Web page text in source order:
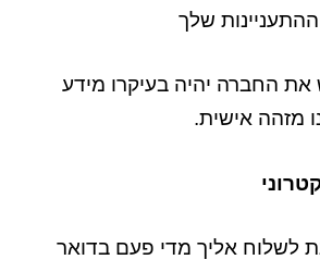
שלך
החברה יהיה בעיקרו מידע
מזהה אישית.
לשלוח אליך מדי פעם בדואר